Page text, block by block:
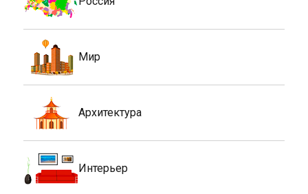
Мир
Архитектура
Интерьер